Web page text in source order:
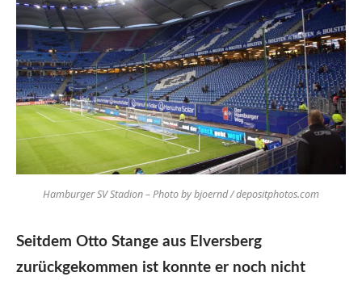
Hamburger SV Stadion – Photo by bjoernd / depositphotos.com
Seitdem Otto Stange aus Elversberg
zurückgekommen ist konnte er noch nicht